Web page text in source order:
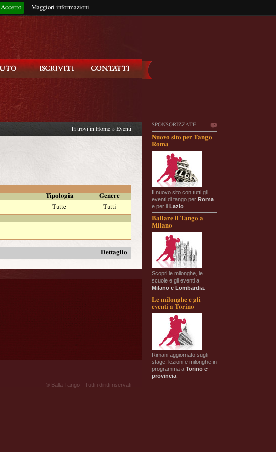
Accetto Maggiori informazioni
Rimani connesso?
SPONSORIZZATE
Nuovo sito per Tango
Roma
Il nuovo sito con tutti gli
eventi di tango per Roma
e per il Lazio
Ballare il Tango a
Milano
Scopri le milonghe, le
scuole e gli eventi a
Milano e Lombardia
Le milonghe e gli
eventi a Torino
Rimani aggiornato sugli
stage, lezioni e milonghe in
programma a Torino e
provincia
Ti trovi in Home » Eventi
Tipologia
Genere
Tutte
Tutti
Dettaglio
® Balla Tango - Tutti i diritti riservati